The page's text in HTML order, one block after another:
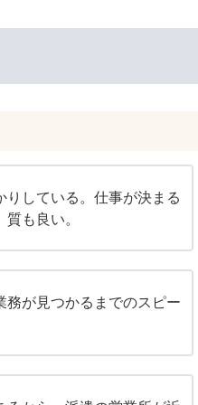
りしている。仕事が決まる
も良い。
務が見つかるまでのスピー